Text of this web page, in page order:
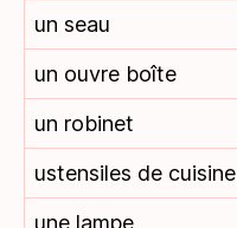
un seau
un ouvre boîte
un robinet
ustensiles de cuisine
une lampe